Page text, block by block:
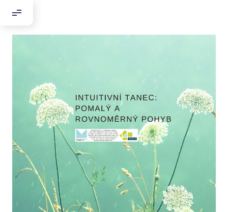
По адресу:
Kontaktní e-mail:
youthincluded@gmail.com
Или в соцсети Telegram:
@Interkulturnipracepraha14